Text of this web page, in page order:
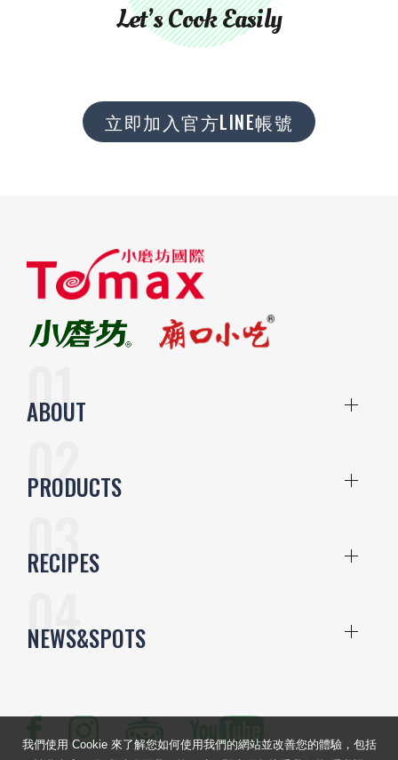
Let’s Cook Easily
立即加入官方LINE帳號
ABOUT
PRODUCTS
RECIPES
NEWS&SPOTS
我們使用 Cookie 來了解您如何使用我們的網站並改善您的體驗，包括